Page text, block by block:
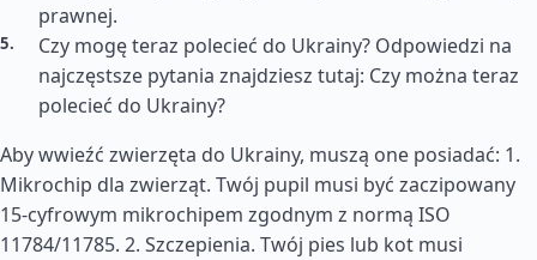
prawnej.
Czy mogę teraz polecieć do Ukrainy? Odpowiedzi na
najczęstsze pytania znajdziesz tutaj: Czy można teraz
polecieć do Ukrainy?
Aby wwieźć zwierzęta do Ukrainy, muszą one posiadać: 1.
Mikrochip dla zwierząt. Twój pupil musi być zaczipowany
15-cyfrowym mikrochipem zgodnym z normą ISO
11784/11785. 2. Szczepienia. Twój pies lub kot musi